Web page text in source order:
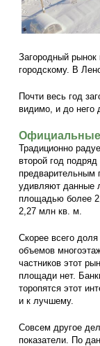
Загородный
городскому. В
Почти весь год
видимо, и до него
Традиционно
второй год
предварительным
удивляют данные
площадью более
2,27 млн кв. м.
Скорее всего
объемов
частников этот
площади нет.
торопятся этот
и к лучшему.
Совсем другое
показатели. По